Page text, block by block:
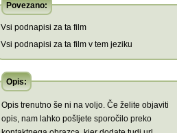
Povezano:
Vsi podnapisi za ta film
Vsi podnapisi za ta film v tem jeziku
Opis:
Opis trenutno še ni na voljo. Če želite objaviti
opis, nam lahko pošljete sporočilo preko